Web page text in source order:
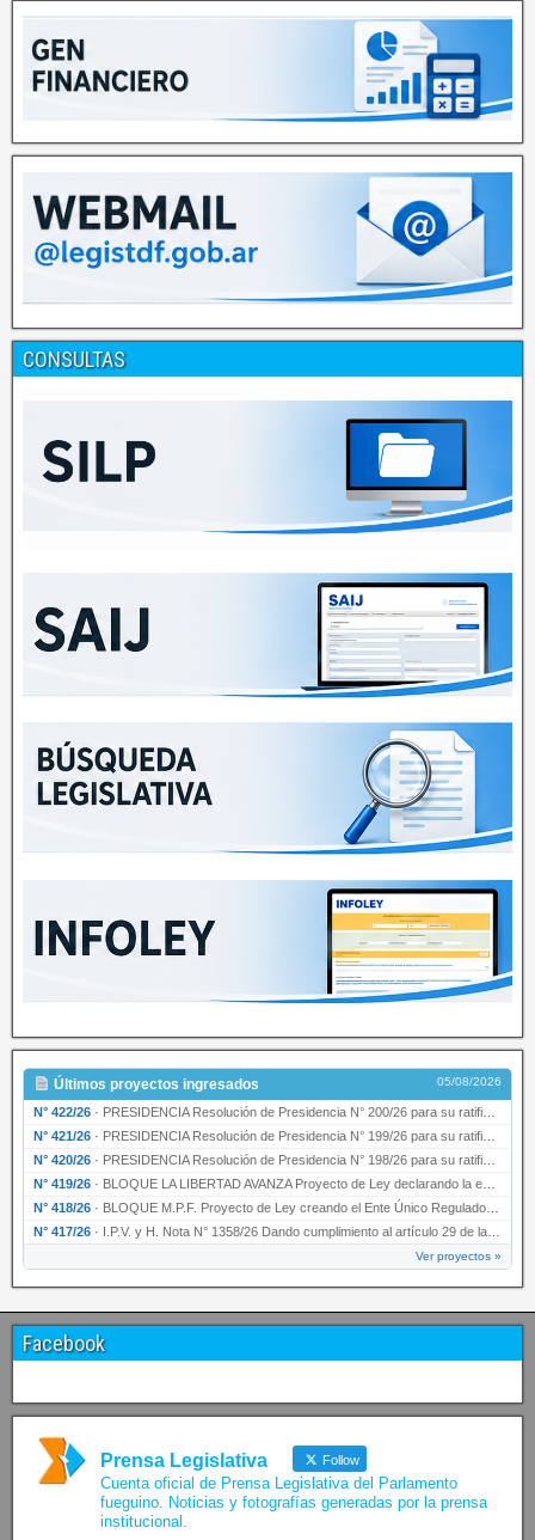
CONSULTAS
Últimos proyectos ingresados 05/08/2026
N° 422/26 · PRESIDENCIA Resolución de Presidencia N° 200/26 para su ratificación.
N° 421/26 · PRESIDENCIA Resolución de Presidencia N° 199/26 para su ratificación.
N° 420/26 · PRESIDENCIA Resolución de Presidencia N° 198/26 para su ratificación.
N° 419/26 · BLOQUE LA LIBERTAD AVANZA Proyecto de Ley declarando la esencialidad del servicio educativ…
N° 418/26 · BLOQUE M.P.F. Proyecto de Ley creando el Ente Único Regulador de servicios públicos de la …
N° 417/26 · I.P.V. y H. Nota N° 1358/26 Dando cumplimiento al artículo 29 de la Ley provincial N° 1399…
Ver proyectos »
Facebook
Prensa Legislativa Follow
Cuenta oficial de Prensa Legislativa del Parlamento
fueguino. Noticias y fotografías generadas por la prensa
institucional.